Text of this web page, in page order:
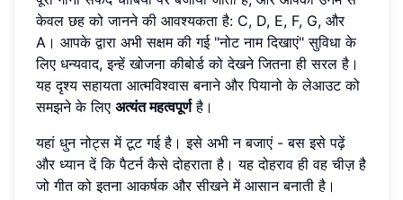
केवल छह को जानने की आवश्यकता है: C, D, E, F, G, और
A। आपके द्वारा अभी सक्षम की गई "नोट नाम दिखाएं" सुविधा के
लिए धन्यवाद, इन्हें खोजना कीबोर्ड को देखने जितना ही सरल है।
यह दृश्य सहायता आत्मविश्वास बनाने और पियानो के लेआउट को
समझने के लिए अत्यंत महत्वपूर्णहै।
यहां धुन नोट्स में टूट गई है। इसे अभी न बजाएं - बस इसे पढ़ें
और ध्यान दें कि पैटर्न कैसे दोहराता है। यह दोहराव ही वह चीज़ है
जो गीत को इतना आकर्षक और सीखने में आसान बनाती है।